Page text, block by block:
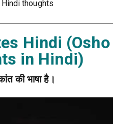
thoughts
Hindi (Osho
in Hindi)
की भाषा है।